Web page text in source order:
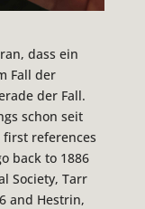
dass ein
Fall der
der Fall.
schon seit
first references
back to 1886
Society, Tarr
and Hestrin,